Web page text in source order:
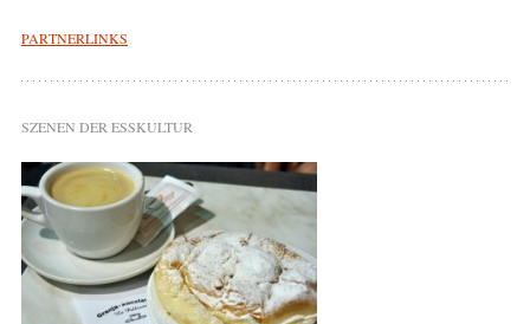
PARTNERLINKS
SZENEN DER ESSKULTUR